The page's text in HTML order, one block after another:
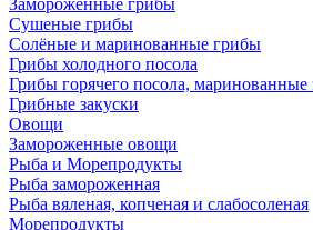
Замороженные грибы
Сушеные грибы
Солёные и маринованные грибы
Грибы холодного посола
Грибы горячего посола,
Грибные закуски
Овощи
Замороженные овощи
Рыба и Морепродукты
Рыба замороженная
Рыба вяленая, копченая и слабосоленая
Морепродукты